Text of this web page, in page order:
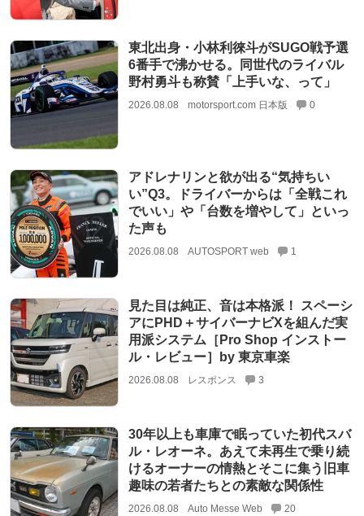
東北出身・小林利徠斗がSUGO戦予選
6番手で沸かせる。同世代のライバル
野村勇斗も称賛「上手いな、って」
2026.08.08 motorsport.com 日本版 0
アドレナリンと欲が出る“気持ちい
い”Q3。ドライバーからは「全戦これ
でいい」や「台数を増やして」といっ
た声も
2026.08.08 AUTOSPORT web 1
見た目は純正、音は本格派！ スペーシ
アにPHD＋サイバーナビXを組んだ実
用派システム［Pro Shop インストー
ル・レビュー］by 東京車楽
2026.08.08 レスポンス 3
30年以上も車庫で眠っていた初代スバ
ル・レオーネ。あえて未再生で乗り続
けるオーナーの情熱とそこに集う旧車
趣味の若者たちとの素敵な関係性
2026.08.08 Auto Messe Web 20